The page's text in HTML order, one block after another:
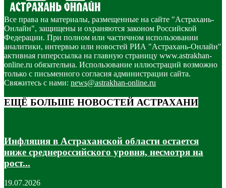
Все права на материалы, размещенные на сайте "Астрахань-
Онлайн", защищены и охраняются законом Российской
Федерации. При полном или частичном использовании
аналитики, интервью или новостей РИА "Астрахань-Онлайн"
активная гиперссылка на главную страницу www.astrakhan-
online.ru обязательна. Использование иллюстраций возможно
только с письменного согласия администрации сайта.
Свяжитесь с нами: news@astrakhan-online.ru
ЕЩЁ БОЛЬШЕ НОВОСТЕЙ АСТРАХАНИ
Инфляция в Астраханской области остается
ниже среднероссийского уровня, несмотря на
рост...
19.07.2026